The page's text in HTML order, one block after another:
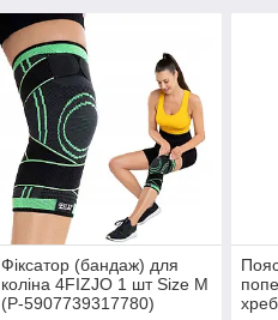
Фіксатор (бандаж) для
коліна 4FIZJO 1 шт Size M
(P-5907739317780)